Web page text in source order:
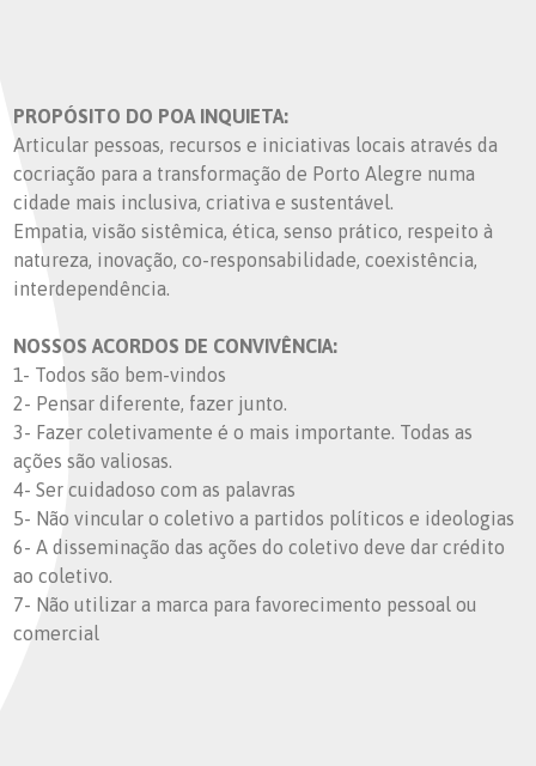
PROPÓSITO DO POA INQUIETA:
Articular pessoas, recursos e iniciativas locais através da
cocriação para a transformação de Porto Alegre numa
cidade mais inclusiva, criativa e sustentável.
Empatia, visão sistêmica, ética, senso prático, respeito à
natureza, inovação, co-responsabilidade, coexistência,
interdependência.
NOSSOS ACORDOS DE CONVIVÊNCIA:
1- Todos são bem-vindos
2- Pensar diferente, fazer junto.
3- Fazer coletivamente é o mais importante. Todas as
ações são valiosas.
4- Ser cuidadoso com as palavras
5- Não vincular o coletivo a partidos políticos e ideologias
6- A disseminação das ações do coletivo deve dar crédito
ao coletivo.
7- Não utilizar a marca para favorecimento pessoal ou
comercial